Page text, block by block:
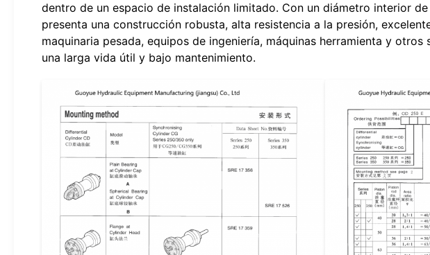
dentro de un espacio de instalación limitado. Con un diámetro interior
presenta una construcción robusta, alta resistencia a la presión,
maquinaria pesada, equipos de ingeniería, máquinas herramienta y
una larga vida útil y bajo mantenimiento.